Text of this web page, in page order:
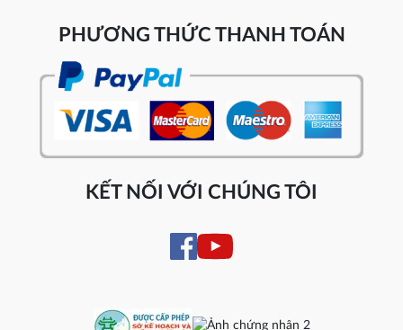
PHƯƠNG THỨC THANH TOÁN
KẾT NỐI VỚI CHÚNG TÔI